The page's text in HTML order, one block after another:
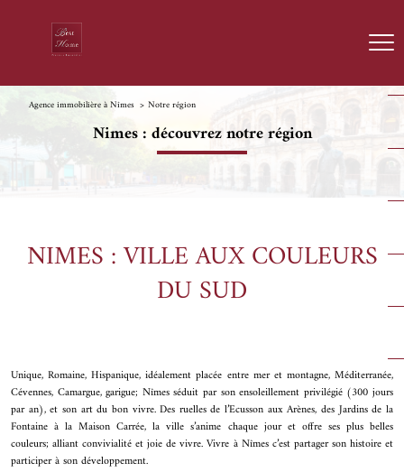
Agence immobilière à Nîmes Notre région
Nimes : découvrez notre région
NIMES : VILLE AUX COULEURS
DU SUD
Unique, Romaine, Hispanique, idéalement placée entre mer et montagne, Méditerranée,
Cévennes, Camargue, garigue; Nîmes séduit par son ensoleillement privilégié (300 jours
par an), et son art du bon vivre. Des ruelles de l’Ecusson aux Arènes, des Jardins de la
Fontaine à la Maison Carrée, la ville s’anime chaque jour et offre ses plus belles
couleurs; alliant convivialité et joie de vivre. Vivre à Nîmes c’est partager son histoire et
participer à son développement.